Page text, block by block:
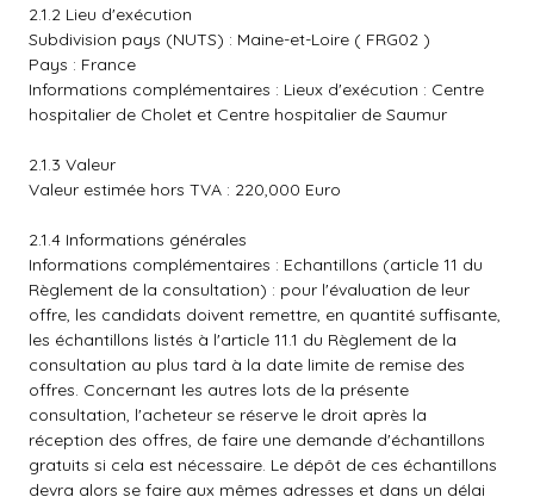
2.1.2 Lieu d'exécution
Subdivision pays (NUTS) : Maine-et-Loire ( FRG02 )
Pays : France
Informations complémentaires : Lieux d'exécution : Centre
hospitalier de Cholet et Centre hospitalier de Saumur
2.1.3 Valeur
Valeur estimée hors TVA : 220,000 Euro
2.1.4 Informations générales
Informations complémentaires : Echantillons (article 11 du
Règlement de la consultation) : pour l'évaluation de leur
offre, les candidats doivent remettre, en quantité suffisante,
les échantillons listés à l'article 11.1 du Règlement de la
consultation au plus tard à la date limite de remise des
offres. Concernant les autres lots de la présente
consultation, l'acheteur se réserve le droit après la
réception des offres, de faire une demande d'échantillons
gratuits si cela est nécessaire. Le dépôt de ces échantillons
devra alors se faire aux mêmes adresses et dans un délai